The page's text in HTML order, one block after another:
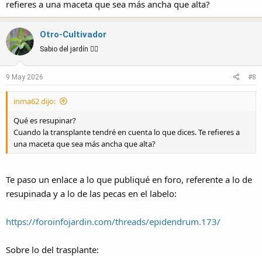
refieres a una maceta que sea más ancha que alta?
Otro-Cultivador
Sabio del jardín 🧙‍♂️
9 May 2026 #8
inma62 dijo:
Qué es resupinar?
Cuando la transplante tendré en cuenta lo que dices. Te refieres a
una maceta que sea más ancha que alta?
Te paso un enlace a lo que publiqué en foro, referente a lo de
resupinada y a lo de las pecas en el labelo:
https://foroinfojardin.com/threads/epidendrum.173/
Sobre lo del trasplante: